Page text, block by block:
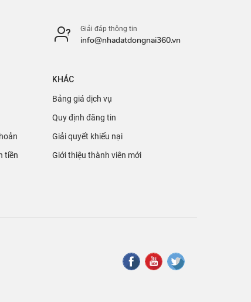
Giải đáp thông tin
info@nhadatdongnai360.vn
tiền
KHÁC
Bảng giá dịch vụ
Quy định đăng tin
Giải quyết khiếu nại
Giới thiệu thành viên mới